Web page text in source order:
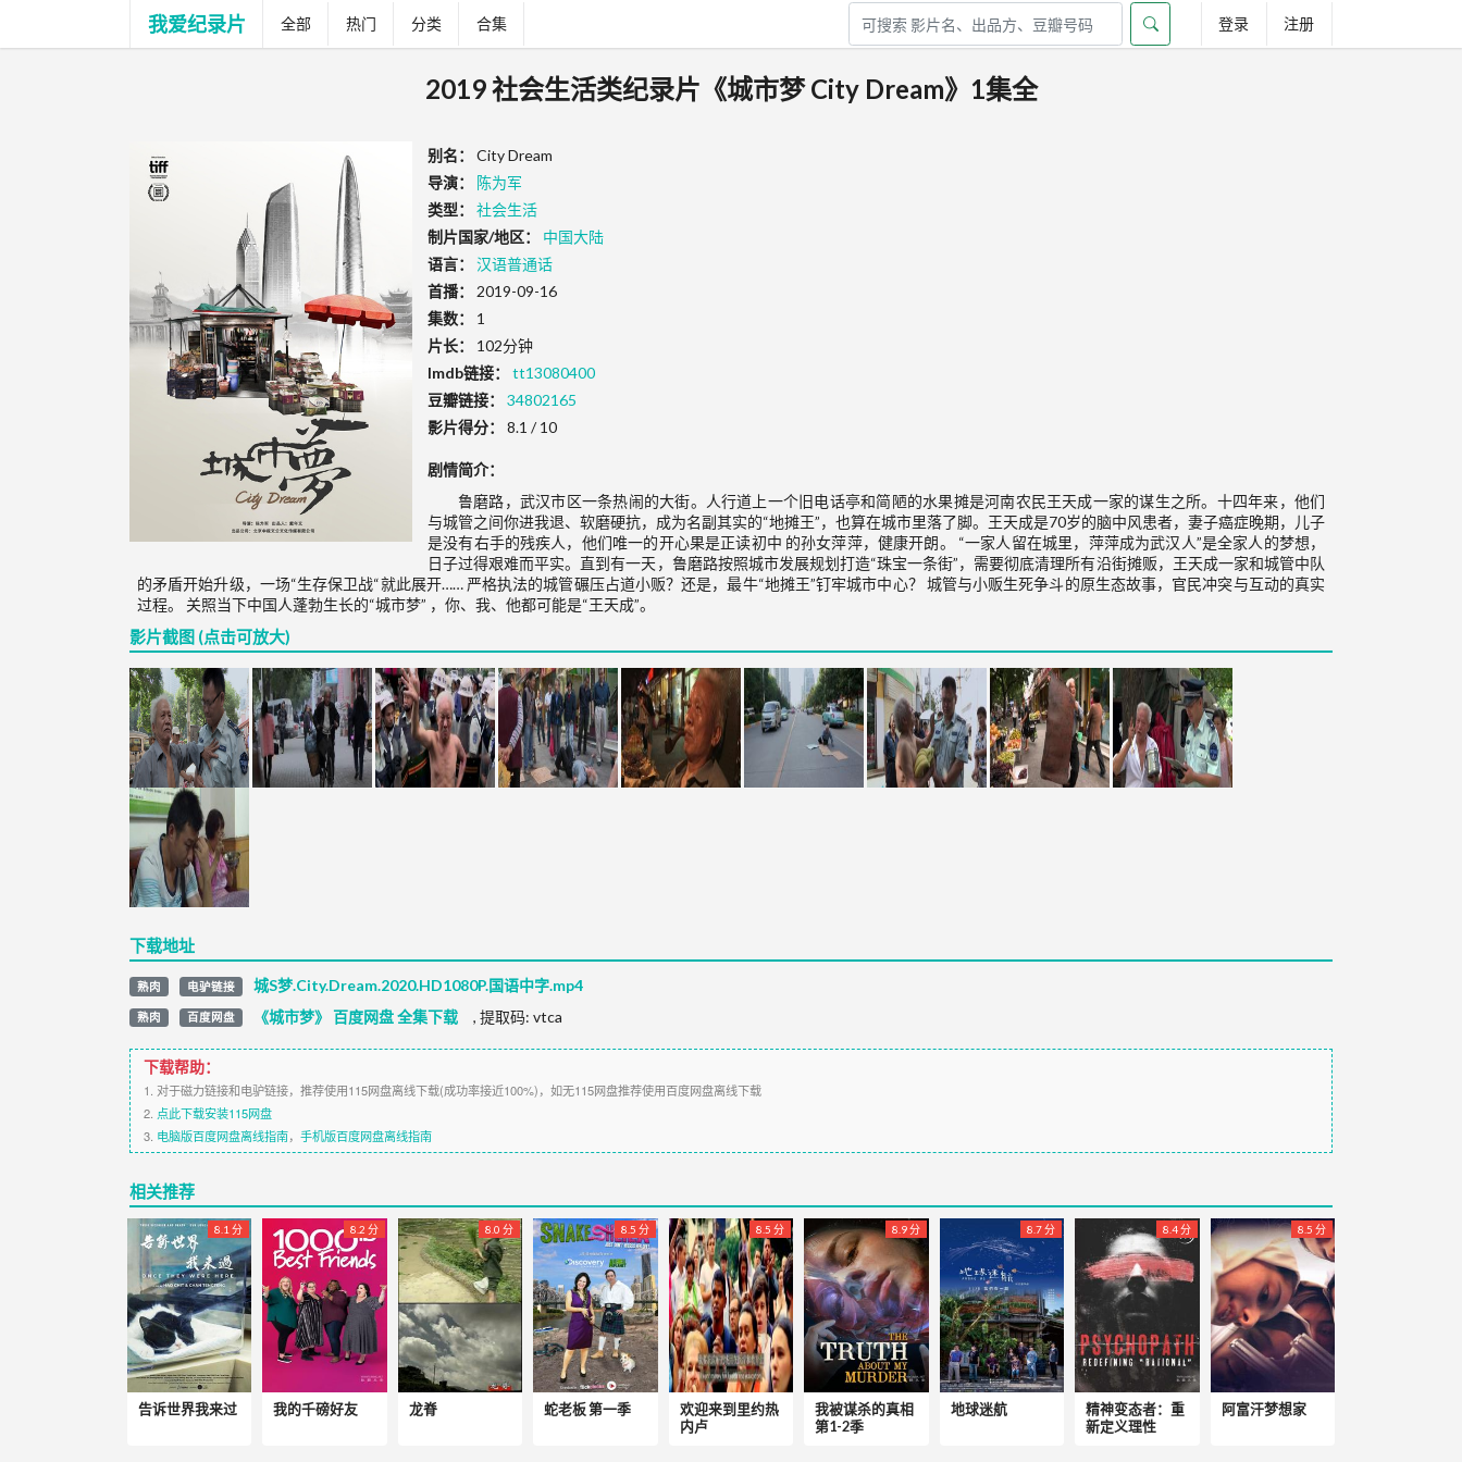
我爱纪录片 全部 热门 分类 合集 登录 注册
2019 社会生活类纪录片《城市梦 City Dream》1集全
别名：
City Dream
导演：
陈为军
类型：
社会生活
制片国家/地区：
中国大陆
语言：
汉语普通话
首播：
2019-09-16
集数：
1
片长：
102分钟
Imdb链接：
tt13080400
豆瓣链接：
34802165
影片得分：
8.1 / 10
剧情简介：
鲁磨路，武汉市区一条热闹的大街。人行道上一个旧电话亭和简陋的水果摊是河南农民王天成一家的谋生之所。十四年来，他们
与城管之间你进我退、软磨硬抗，成为名副其实的“地摊王”，也算在城市里落了脚。王天成是70岁的脑中风患者，妻子癌症晚期，儿子
是没有右手的残疾人，他们唯一的开心果是正读初中 的孙女萍萍，健康开朗。 “一家人留在城里，萍萍成为武汉人”是全家人的梦想，
日子过得艰难而平实。直到有一天，鲁磨路按照城市发展规划打造“珠宝一条街”，需要彻底清理所有沿街摊贩，王天成一家和城管中队
的矛盾开始升级，一场“生存保卫战“就此展开…… 严格执法的城管碾压占道小贩？还是，最牛“地摊王”钉牢城市中心？ 城管与小贩生死争斗的原生态故事，官民冲突与互动的真实
过程。 关照当下中国人蓬勃生长的“城市梦” ，你、我、他都可能是“王天成”。
影片截图 (点击可放大)
下载地址
熟肉 电驴链接 城S梦.City.Dream.2020.HD1080P.国语中字.mp4
熟肉 百度网盘 《城市梦》 百度网盘 全集下载 ,提取码:vtca
下载帮助：
1. 对于磁力链接和电驴链接，推荐使用115网盘离线下载(成功率接近100%)，如无115网盘推荐使用百度网盘离线下载
2. 点此下载安装115网盘
3. 电脑版百度网盘离线指南， 手机版百度网盘离线指南
相关推荐
8.1 分
告诉世界我来过
8.2 分
我的千磅好友
8.0 分
龙脊
8.5 分
蛇老板 第一季
8.5 分
欢迎来到里约热
内卢
8.9 分
我被谋杀的真相
第1-2季
8.7 分
地球迷航
8.4 分
精神变态者：重
新定义理性
8.5 分
阿富汗梦想家